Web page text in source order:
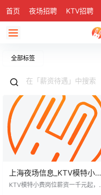
首页 夜场招聘 KTV招聘
全部标签
上海夜场信息_KTV模特小费
_,佳丽日结薪资一千起
KTV模特小费岗位薪资一千元起，